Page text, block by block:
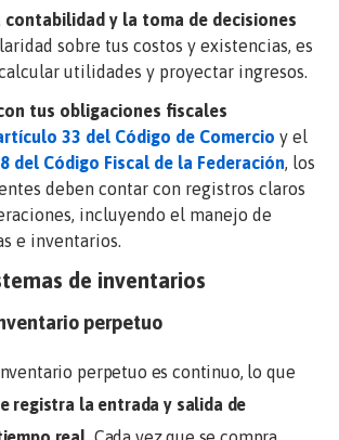
contabilidad y la toma de decisiones
sobre tus costos y existencias, es
utilidades y proyectar ingresos.
tus obligaciones fiscales
33 del Código de Comercio y el
del Código Fiscal de la Federación, los
deben contar con registros claros
incluyendo el manejo de
e inventarios.
de inventarios
perpetuo
perpetuo es continuo, lo que
registra la entrada y salida de